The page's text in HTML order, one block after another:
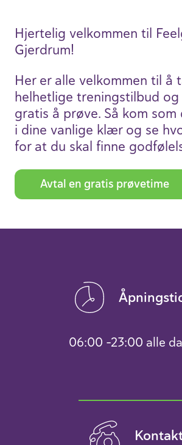
Hjertelig velkommen til
Gjerdrum!
Her er alle velkommen til å
helhet­lige trenings­tilbud
gratis å prøve. Så kom som
i dine vanlige klær og se
for at du skal finne
Avtal en gratis prøve­time
06:00 -23:00 alle